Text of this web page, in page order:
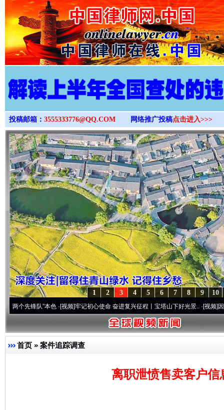
>
投稿邮箱： 3555333776@QQ.COM 网络推广投稿点击进入>>>
10
9
8
7
6
5
4
3
2
1
队”本色·[视频]牢记初心使命 奋进复兴征程丨宝塔山下好光景..·[视频]因党而生 为
首页 » 案件追踪调查
离职泄愤售卖客户